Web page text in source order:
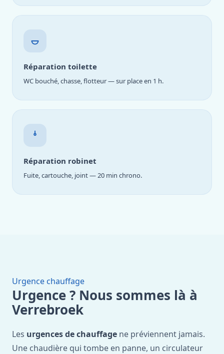
Réparation toilette
WC bouché, chasse, flotteur — sur place en 1 h.
Réparation robinet
Fuite, cartouche, joint — 20 min chrono.
Urgence chauffage
Urgence ? Nous sommes là à
Verrebroek
Les urgences de chauffage ne préviennent jamais.
Une chaudière qui tombe en panne, un circulateur